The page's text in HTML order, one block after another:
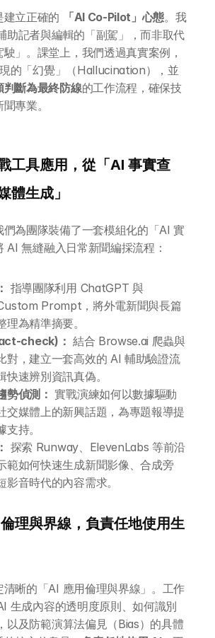
建立正確的 「AI Co-Pilot」心態。我
助記者與編輯的「副駕」，而非取代
駛」。課堂上，我們透過真實案例，
的「幻覺」（Hallucination），並
判斷為最終防線的工作流程，確保技
專業。
工具應用，從「AI 事實查
體生成」
們為團隊裝備了一套模組化的「AI 實
AI 無縫融入日常新聞編採流程：
指導團隊利用 ChatGPT 與
Prompt，將外電新聞與長篇
理為精準摘要。
check)： 結合 Browse.ai 爬蟲與
對，建立一套高效的 AI 輔助驗證流
快速辨別資訊真偽。
勢偵測： 實戰演練如何以數據驅動
交媒體上的新興話題，為專題報導提
持。
探索 Runway、ElevenLabs 等前沿
範如何快速生成新聞影像、合成旁
影音時代的內容需求。
理與界線，負責任地使用生
清晰的「AI 應用倫理與界線」。工作
生成內容的透明度原則、如何識別
以及防範演算法偏見（Bias）的具體